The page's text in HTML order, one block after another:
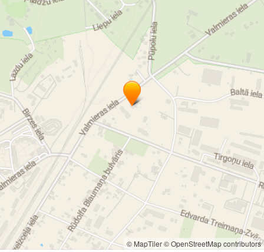
© MapTiler© OpenStreetMap contributors